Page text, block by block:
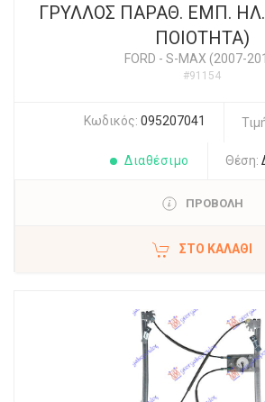
ΓΡΥΛΛΟΣ ΠΑΡΑΘ. ΕΜΠ.
ΠΟΙΟΤΗΤΑ)
FORD - S-MAX (2007-
#91154
Κωδικός: 095207041
Διαθέσιμο Θέση:
ΠΡΟΒΟΛΗ
ΣΤΟ ΚΑΛΆΘΙ